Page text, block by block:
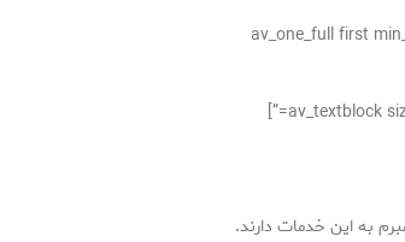
[av_one_full first
به این خدمات دارند.